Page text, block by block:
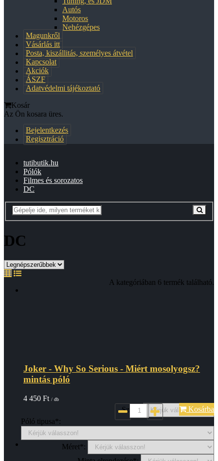
Autós
Motoros
Nehézgépes
Magunkről
Vásárlás itt
Posta, kiszállitás, személyes átvétel
Kapcsolat
Akciók
ÁSZF
Adatvédelmi tájékoztató
Kosár
Az Ön kosara üres.
Bejelentkezés
Regisztráció
tutibutik.hu
Pólók
Filmes és sorozatos
DC
DC
A kategóriában 6 termék található.
Joker - Why So Serious - Miért mosolyogsz?
mintás póló
4 450 Ft / db
Szin*:
Póló tipusa*:
Méret*:
Kosárba